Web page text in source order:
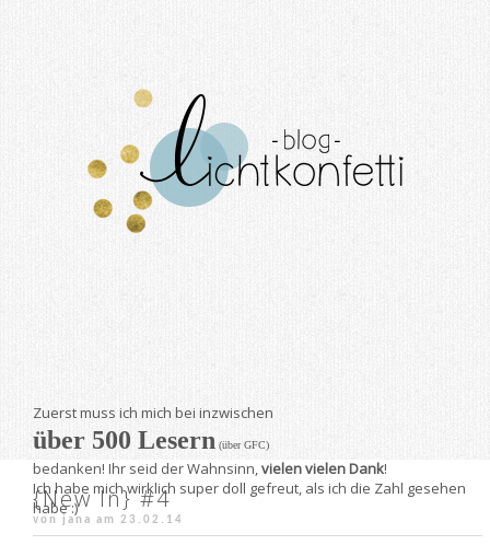
{New In} #4
von jana am 23.02.14
Zuerst muss ich mich bei inzwischen
über 500 Lesern (über GFC)
bedanken! Ihr seid der Wahnsinn,vielen vielen Dank!
Ich habe mich wirklich super doll gefreut, als ich die Zahl gesehen
habe :)